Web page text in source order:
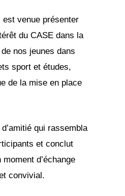
est venue présenter
du CASE dans la
nos jeunes dans
sport et études,
de la mise en place
qui rassembla
et conclut
d’échange
convivial.